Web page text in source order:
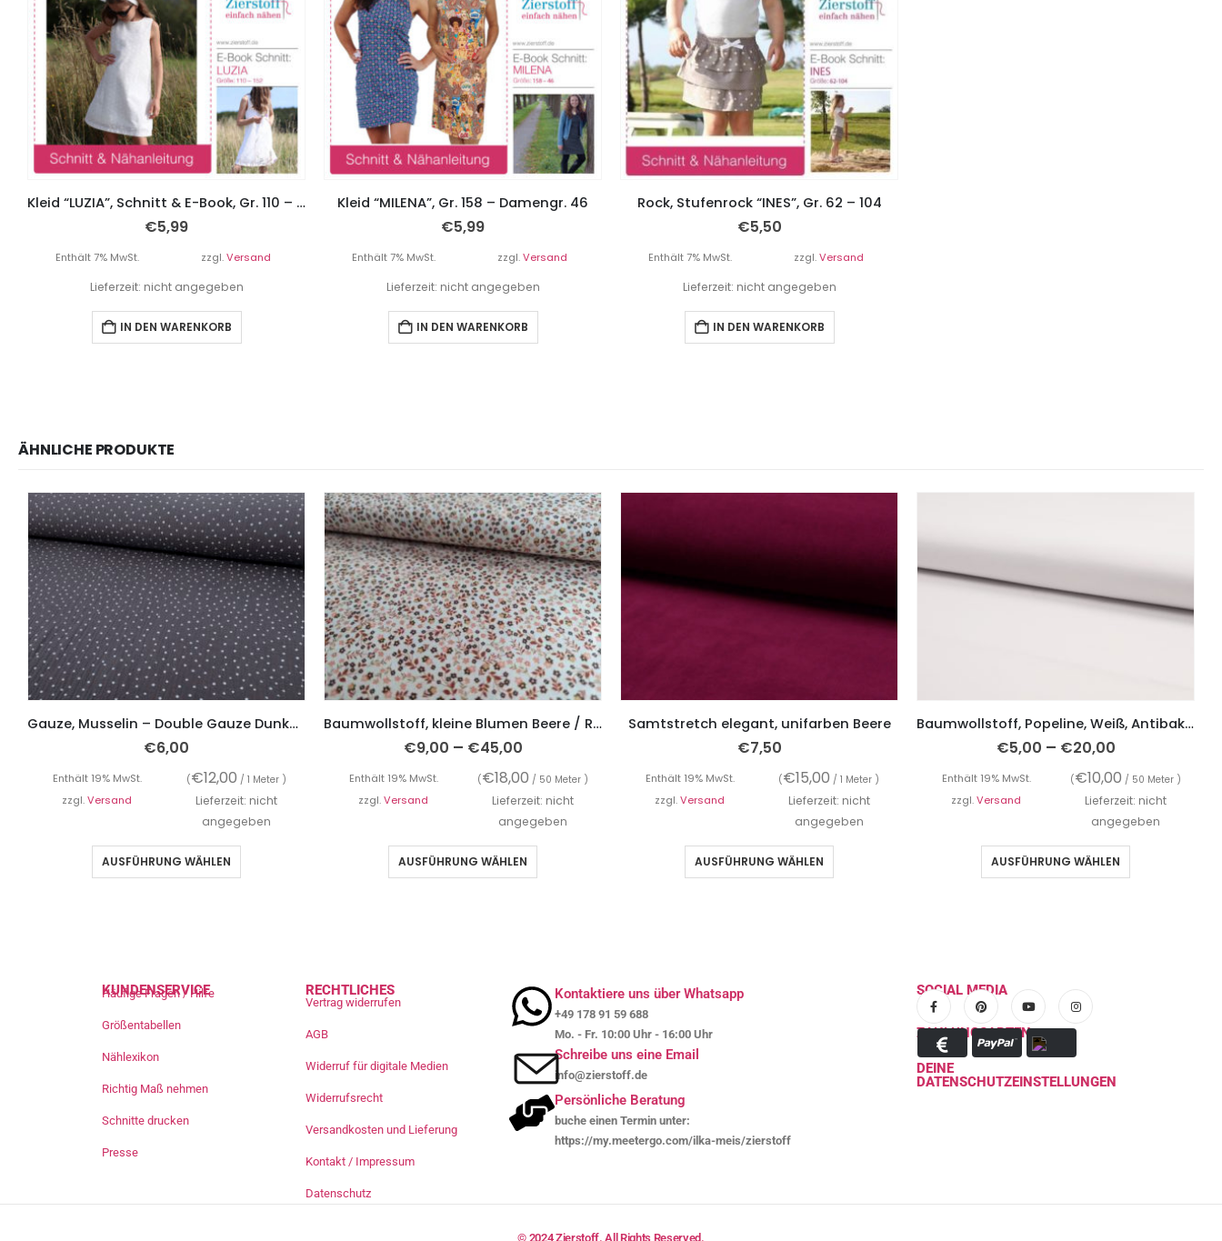
Kleid “LUZIA”, Schnitt & E-Book, Gr. 110 – 152
€5,99
Enthält 7% MwSt. zzgl.Versand
Lieferzeit: nicht angegeben
IN DEN WARENKORB
Kleid “MILENA”, Gr. 158 – Damengr. 46
€5,99
Enthält 7% MwSt. zzgl.Versand
Lieferzeit: nicht angegeben
IN DEN WARENKORB
Rock, Stufenrock “INES”, Gr. 62 – 104
€5,50
Enthält 7% MwSt. zzgl.Versand
Lieferzeit: nicht angegeben
IN DEN WARENKORB
ÄHNLICHE PRODUKTE
Gauze, Musselin – Double Gauze Dunkelgrau mit weißen Punkten
€6,00
Enthält 19% MwSt. (€12,00 / 1 Meter )
zzgl.Versand
Lieferzeit: nicht
angegeben
AUSFÜHRUNG WÄHLEN
Baumwollstoff, kleine Blumen Beere / Rost auf Weiß – Organic Cotton
€9,00 – €45,00
Enthält 19% MwSt. (€18,00 / 50 Meter )
zzgl.Versand
Lieferzeit: nicht
angegeben
AUSFÜHRUNG WÄHLEN
Samtstretch elegant, unifarben Beere
€7,50
Enthält 19% MwSt. (€15,00 / 1 Meter )
zzgl.Versand
Lieferzeit: nicht
angegeben
AUSFÜHRUNG WÄHLEN
Baumwollstoff, Popeline, Weiß, Antibakteriell
€5,00 – €20,00
Enthält 19% MwSt. (€10,00 / 50 Meter )
zzgl.Versand
Lieferzeit: nicht
angegeben
AUSFÜHRUNG WÄHLEN
KUNDENSERVICE
Häufige Fragen / Hilfe
Größentabellen
Nählexikon
Richtig Maß nehmen
Schnitte drucken
Presse
RECHTLICHES
Vertrag widerrufen
AGB
Widerruf für digitale Medien
Widerrufsrecht
Versandkosten und Lieferung
Kontakt / Impressum
Datenschutz
Kontaktiere uns über Whatsapp
+49 178 91 59 688
Mo. - Fr. 10:00 Uhr - 16:00 Uhr
Schreibe uns eine Email
info@zierstoff.de
Persönliche Beratung
buche einen Termin unter:
https://my.meetergo.com/ilka-meis/zierstoff
SOCIAL MEDIA
ZAHLUNGSARTEN
DEINE
DATENSCHUTZEINSTELLUNGEN
© 2024 Zierstoff. All Rights Reserved.